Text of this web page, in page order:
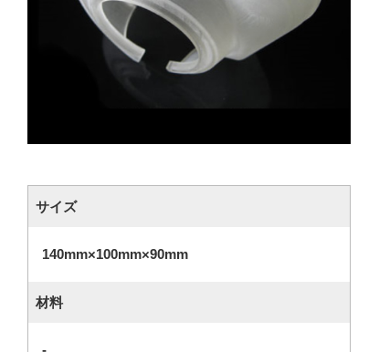
サイズ
140mm×100mm×90mm
材料